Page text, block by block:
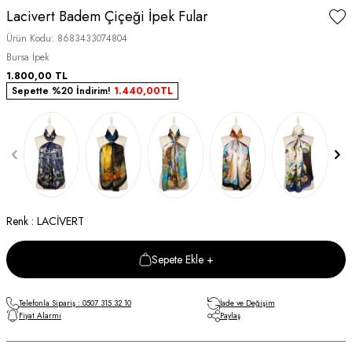
Lacivert Badem Çiçeği İpek Fular
Ürün Kodu: 8683433074804
Bursa İpek
1.800,00 TL
Sepette %20 İndirim! 1.440,00TL
Renk : LACİVERT
Sepete Ekle +
Telefonla Sipariş : 0507 315 32 10
İade ve Değişim
Fiyat Alarmı
Paylaş